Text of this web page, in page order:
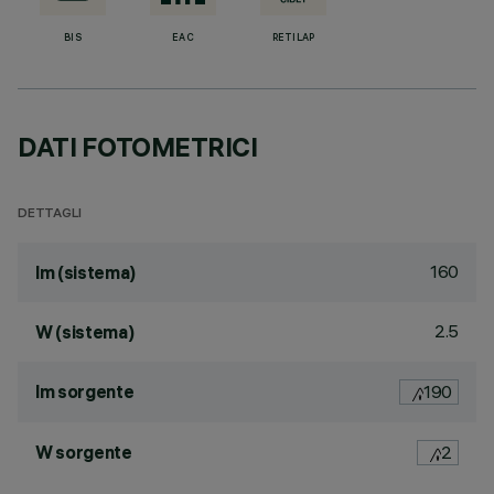
BIS EAC RETILAP
DATI FOTOMETRICI
DETTAGLI
lm (sistema) 160
W (sistema) 2.5
lm sorgente 190
W sorgente 2